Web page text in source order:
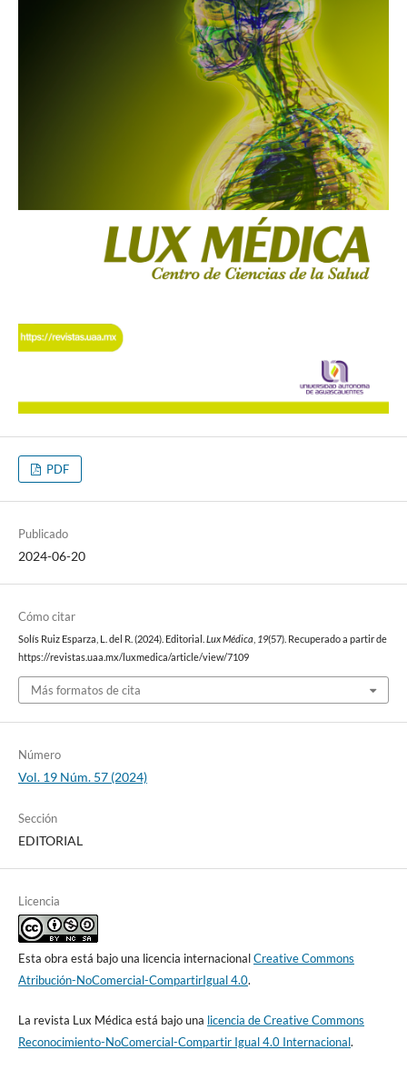
PDF
Publicado
2024-06-20
Cómo citar
Solís Ruiz Esparza, L. del R. (2024). Editorial. Lux Médica 19(57). Recuperado a partir de
https://revistas.uaa.mx/luxmedica/article/view/7109
Más formatos de cita
Número
Vol. 19 Núm. 57 (2024)
Sección
EDITORIAL
Licencia
Esta obra está bajo una licencia internacionalCreative Commons
Atribución-NoComercial-CompartirIgual 4.0.
La revista Lux Médica está bajo una licencia de Creative Commons
Reconocimiento-NoComercial-Compartir Igual 4.0 Internacional.